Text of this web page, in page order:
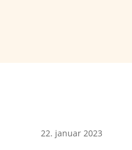
22. januar 2023